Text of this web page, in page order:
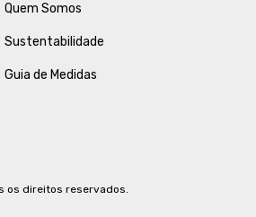
Quem Somos
Sustentabilidade
Guia de Medidas
os direitos reservados.